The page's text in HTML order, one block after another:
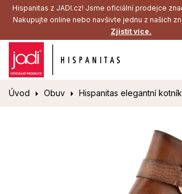
Hispanitas z JADI.cz! Jsme oficiální prodejce
Nakupujte online nebo navšivte jednu z našich
Zjistit více.
Úvod Obuv Hispanitas elegantní kotník